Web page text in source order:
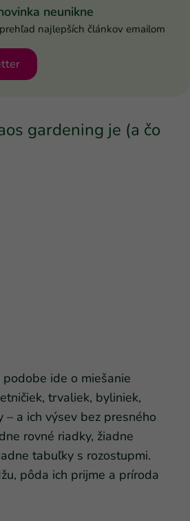
neunikne
najlepších článkov emailom
gardening je (a čo
ide o miešanie
trvaliek, byliniek,
– a ich výsev bez presného
rovné riadky, žiadne
tabuľky s rozostupmi.
pôda ich prijme a príroda